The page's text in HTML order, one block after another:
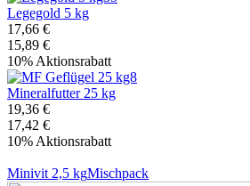
Legegold 5 kg
17,66 €
15,89 €
10% Aktionsrabatt
Mineralfutter 25 kg
19,36 €
17,42 €
10% Aktionsrabatt
Minivit 2,5 kgMischpack